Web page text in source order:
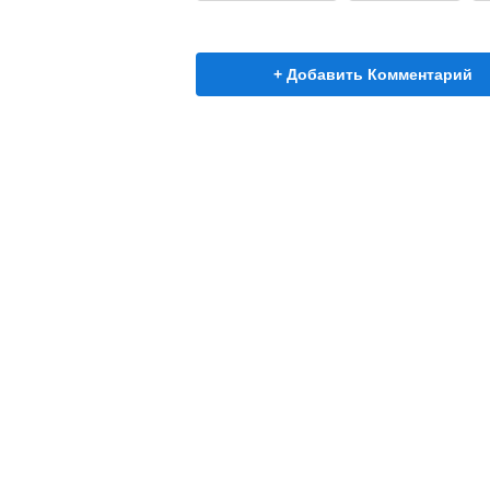
+ Добавить Комментарий